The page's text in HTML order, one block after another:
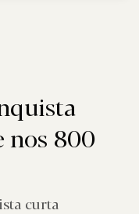
nos 800
curta